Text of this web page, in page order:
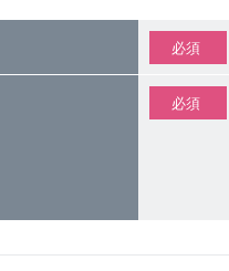
必須
必須